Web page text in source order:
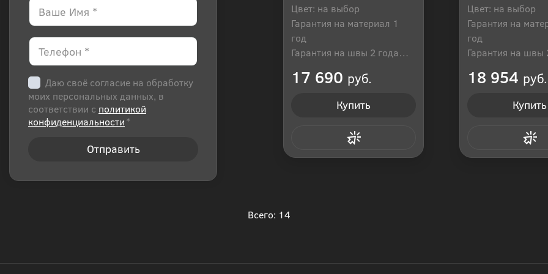
Даю своё согласие на обработку
моих персональных данных, в
соответствии с политикой
конфиденциальности*
Цвет: на выбор
Гарантия на материал 1
год
Гарантия на швы 2 года
17 690 руб.
Купить
Цвет: на выбор
Гарантия на
год
Гарантия на швы
18 954 руб.
Купить
Всего: 14